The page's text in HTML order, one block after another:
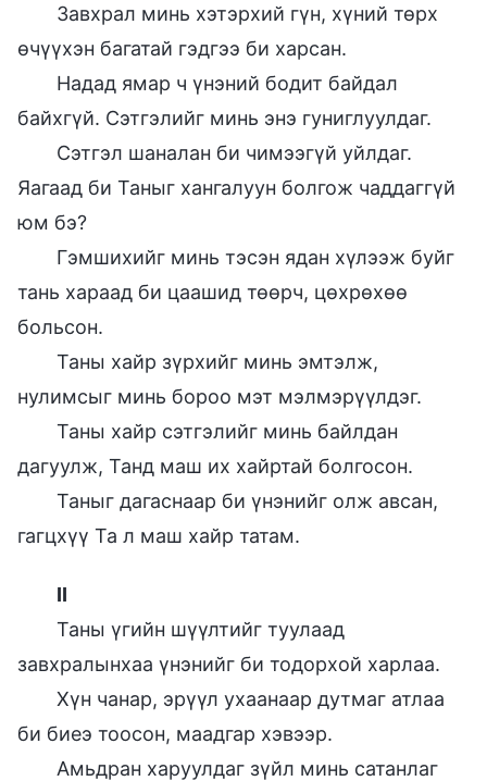
Завхрал минь хэтэрхий гүн, хүний төрх
өчүүхэн багатай гэдгээ би харсан.
Надад ямар ч үнэний бодит байдал
байхгүй. Сэтгэлийг минь энэ гуниглуулдаг.
Сэтгэл шаналан би чимээгүй уйлдаг.
Яагаад би Таныг хангалуун болгож чаддаггүй
юм бэ?
Гэмшихийг минь тэсэн ядан хүлээж буйг
тань хараад би цаашид төөрч, цөхрөхөө
больсон.
Таны хайр зүрхийг минь эмтэлж,
нулимсыг минь бороо мэт мэлмэрүүлдэг.
Таны хайр сэтгэлийг минь байлдан
дагуулж, Танд маш их хайртай болгосон.
Таныг дагаснаар би үнэнийг олж авсан,
гагцхүү Та л маш хайр татам.
II
Таны үгийн шүүлтийг туулаад
завхралынхаа үнэнийг би тодорхой харлаа.
Хүн чанар, эрүүл ухаанаар дутмаг атлаа
би биеэ тоосон, маадгар хэвээр.
Амьдран харуулдаг зүйл минь сатанлаг